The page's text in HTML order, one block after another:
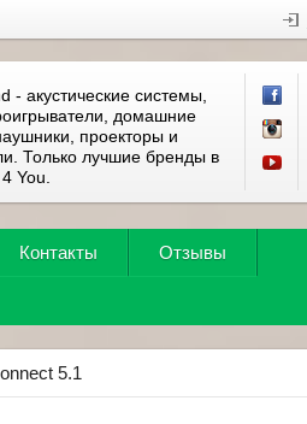
- акустические системы,
домашние
проекторы и
Только лучшие бренды в
You.
Контакты Отзывы
5.1